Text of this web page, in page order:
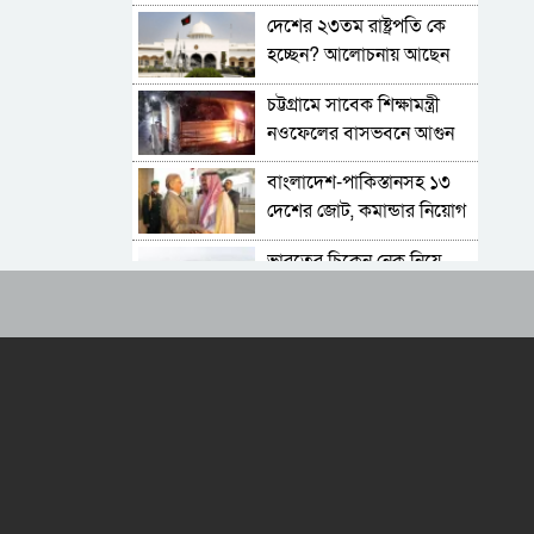
বিচারের মুখোমুখি হতেও ভয়
নেই
দেশের ২৩তম রাষ্ট্রপতি কে
হচ্ছেন? আলোচনায় আছেন
কারা?
চট্টগ্রামে সাবেক শিক্ষামন্ত্রী
নওফেলের বাসভবনে আগুন
বাংলাদেশ-পাকিস্তানসহ ১৩
দেশের জোট, কমান্ডার নিয়োগ
দিল সৌদি আরব
ভারতের চিকেন নেক নিয়ে
জাতীয় সংসদের বিশেষ